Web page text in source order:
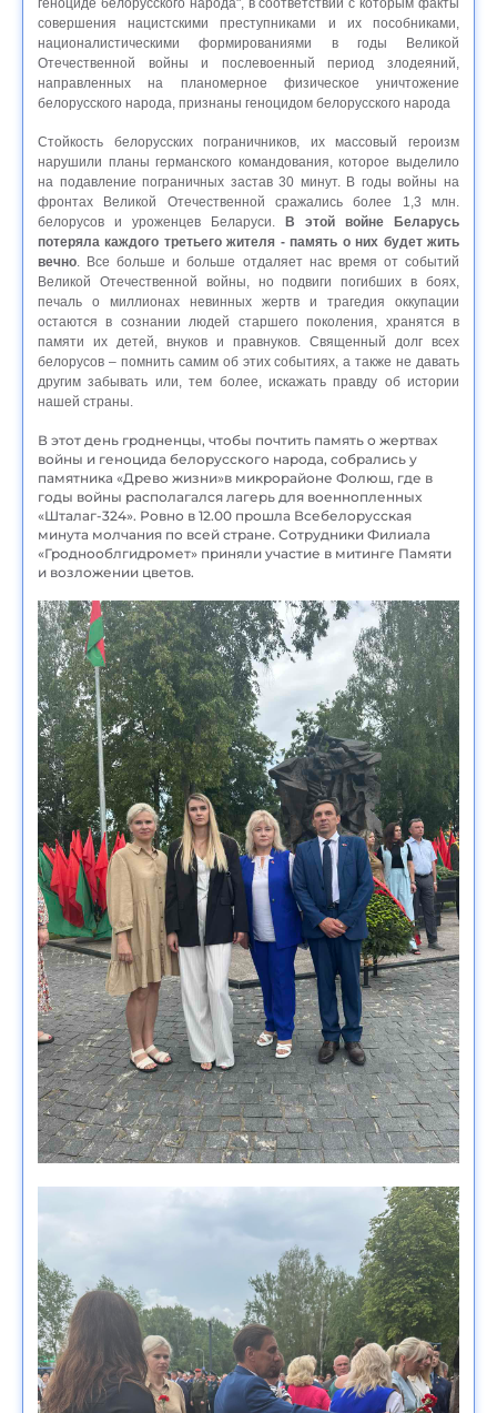
геноциде белорусского народа", в соответствии с которым факты
совершения нацистскими преступниками и их пособниками,
националистическими формированиями в годы Великой
Отечественной войны и послевоенный период злодеяний,
направленных на планомерное физическое уничтожение
белорусского народа, признаны геноцидом белорусского народа
Стойкость белорусских пограничников, их массовый героизм
нарушили планы германского командования, которое выделило
на подавление пограничных застав 30 минут. В годы войны на
фронтах Великой Отечественной сражались более 1,3 млн.
белорусов и уроженцев Беларуси.
В этой войне Беларусь
потеряла каждого третьего жителя - память о них будет жить
вечно. Все больше и больше отдаляет нас время от событий
Великой Отечественной войны, но подвиги погибших в боях,
печаль о миллионах невинных жертв и трагедия оккупации
остаются в сознании людей старшего поколения, хранятся в
памяти их детей, внуков и правнуков. Священный долг всех
белорусов – помнить самим об этих событиях, а также не давать
другим забывать или, тем более, искажать правду об истории
нашей страны.
В этот день гродненцы, чтобы почтить память о жертвах
войны и геноцида белорусского народа, собрались у
памятника «Древо жизни»в микрорайоне Фолюш, где в
годы войны располагался лагерь для военнопленных
«Шталаг-324». Ровно в 12.00 прошла Всебелорусская
минута молчания по всей стране. Сотрудники Филиала
«Гроднооблгидромет» приняли участие в митинге Памяти
и возложении цветов.